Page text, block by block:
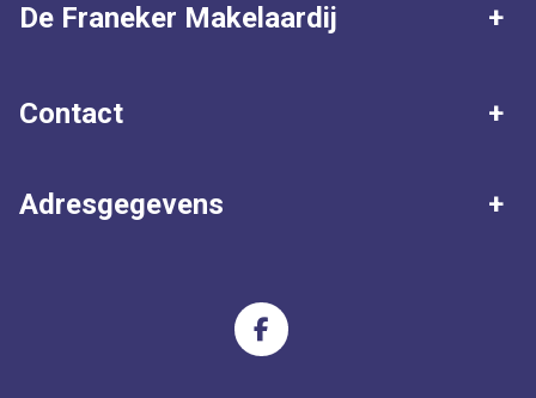
Ried
De Franeker Makelaardij
Contact
0517 - 394 745
info@defranekermakelaardij.nl
Adresgegevens